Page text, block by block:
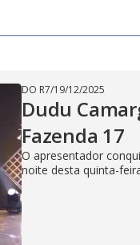
DO R7/19/12/2025
Dudu
Fazenda 17
O apresentador
noite desta quinta-